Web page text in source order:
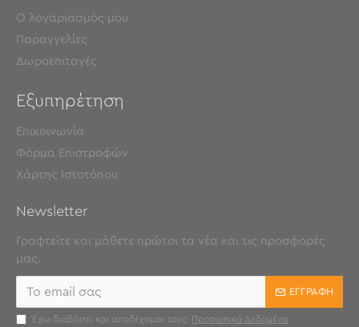
Ο λογαριασμός μου
Παραγγελίες
Δωροεπιταγές
Εξυπηρέτηση
Επικοινωνία
Φόρμα Επιστροφών
Χάρτης Ιστοτόπου
Newsletter
Γραφτείτε και μάθετε πρώτοι τα νέα και τις προσφορές
μας.
ΕΓΓΡΑΦΉ
Έχω διαβάσει και αποδέχομαι τους Προσωπικά Δεδομένα